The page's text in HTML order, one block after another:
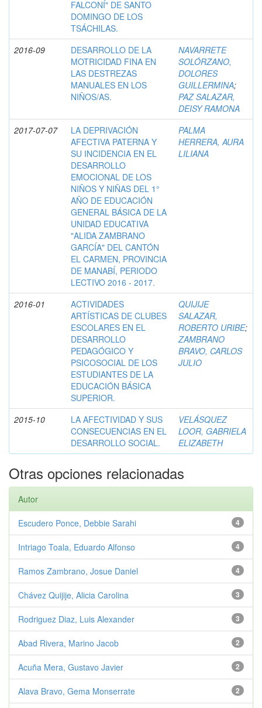
FALCONÍ" DE SANTO
DOMINGO DE LOS
TSÁCHILAS.
2016-09
DESARROLLO DE LA
MOTRICIDAD FINA EN
LAS DESTREZAS
MANUALES EN LOS
NIÑOS/AS.
NAVARRETE
SOLÓRZANO,
DOLORES
GUILLERMINA;
PAZ SALAZAR,
DEISY RAMONA
2017-07-07
LA DEPRIVACIÓN
AFECTIVA PATERNA Y
SU INCIDENCIA EN EL
DESARROLLO
EMOCIONAL DE LOS
NIÑOS Y NIÑAS DEL 1°
AÑO DE EDUCACIÓN
GENERAL BÁSICA DE LA
UNIDAD EDUCATIVA
"ALIDA ZAMBRANO
GARCÍA" DEL CANTÓN
EL CARMEN, PROVINCIA
DE MANABÍ, PERIODO
LECTIVO 2016 - 2017.
PALMA
HERRERA, AURA
LILIANA
2016-01
ACTIVIDADES
ARTÍSTICAS DE CLUBES
ESCOLARES EN EL
DESARROLLO
PEDAGÓGICO Y
PSICOSOCIAL DE LOS
ESTUDIANTES DE LA
EDUCACIÓN BÁSICA
SUPERIOR.
QUIJIJE
SALAZAR,
ROBERTO URIBE;
ZAMBRANO
BRAVO, CARLOS
JULIO
2015-10
LA AFECTIVIDAD Y SUS
CONSECUENCIAS EN EL
DESARROLLO SOCIAL.
VELÁSQUEZ
LOOR, GABRIELA
ELIZABETH
Otras opciones relacionadas
Autor
4
Escudero Ponce, Debbie Sarahi
4
Intriago Toala, Eduardo Alfonso
4
Ramos Zambrano, Josue Daniel
3
Chávez Quijije, Alicia Carolina
3
Rodriguez Diaz, Luis Alexander
2
Abad Rivera, Marino Jacob
2
Acuña Mera, Gustavo Javier
2
Alava Bravo, Gema Monserrate